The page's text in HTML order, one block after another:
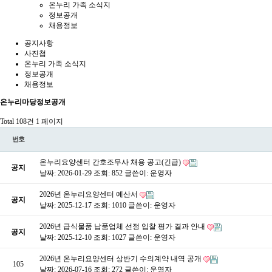
온누리 가족 소식지
정보공개
채용정보
공지사항
사진첩
온누리 가족 소식지
정보공개
채용정보
온누리마당정보공개
Total 108건 1 페이지
번호
공지
온누리요양센터 간호조무사 채용 공고(긴급)
날짜: 2026-01-29 조회: 852 글쓴이: 운영자
공지
2026년 온누리요양센터 예산서
날짜: 2025-12-17 조회: 1010 글쓴이: 운영자
공지
2026년 급식물품 납품업체 선정 입찰 평가 결과 안내
날짜: 2025-12-10 조회: 1027 글쓴이: 운영자
105
2026년 온누리요양센터 상반기 수의계약 내역 공개
날짜: 2026-07-16 조회: 272 글쓴이: 운영자